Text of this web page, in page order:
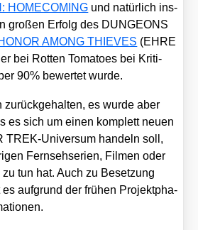
HOMECOMING und natür­lich ins­
gro­ßen Erfolg des DUNGEONS
AMONG THIEVES (EHRE
bei Rot­ten Toma­toes bei Kri­ti­
90% bewer­tet wur­de.
zurück­ge­hal­ten, es wur­de aber
es sich um einen kom­plett neu­en
TREK-Uni­ver­sum han­deln soll,
Fern­seh­se­ri­en, Fil­men oder
tun hat. Auch zu Beset­zung
es auf­grund der frü­hen Pro­jekt­pha­